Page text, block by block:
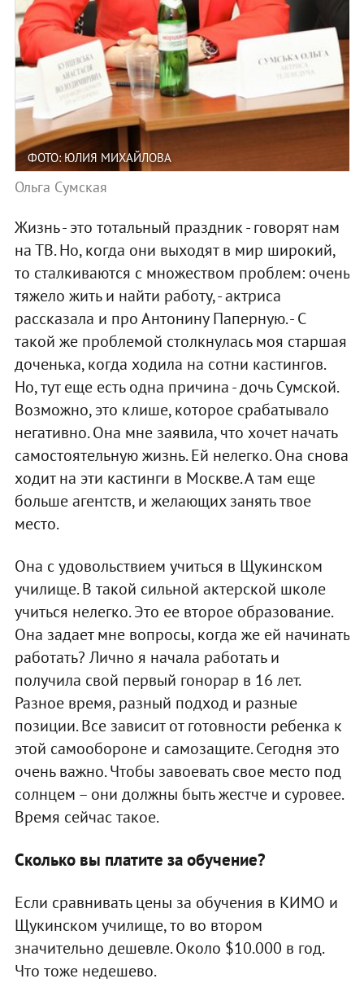
ФОТО: ЮЛИЯ МИХАЙЛОВА
Ольга Сумская
Жизнь - это тотальный праздник - говорят нам
на ТВ. Но, когда они выходят в мир широкий,
то сталкиваются с множеством проблем: очень
тяжело жить и найти работу, - актриса
рассказала и про Антонину Паперную. - С
такой же проблемой столкнулась моя старшая
доченька, когда ходила на сотни кастингов.
Но, тут еще есть одна причина - дочь Сумской.
Возможно, это клише, которое срабатывало
негативно. Она мне заявила, что хочет начать
самостоятельную жизнь. Ей нелегко. Она снова
ходит на эти кастинги в Москве. А там еще
больше агентств, и желающих занять твое
место.
Она с удовольствием учиться в Щукинском
училище. В такой сильной актерской школе
учиться нелегко. Это ее второе образование.
Она задает мне вопросы, когда же ей начинать
работать? Лично я начала работать и
получила свой первый гонорар в 16 лет.
Разное время, разный подход и разные
позиции. Все зависит от готовности ребенка к
этой самообороне и самозащите. Сегодня это
очень важно. Чтобы завоевать свое место под
солнцем – они должны быть жестче и суровее.
Время сейчас такое.
Сколько вы платите за обучение?
Если сравнивать цены за обучения в КИМО и
Щукинском училище, то во втором
значительно дешевле. Около $10.000 в год.
Что тоже недешево.